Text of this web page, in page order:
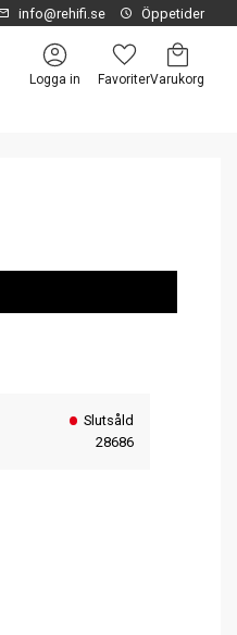
info@rehifi.se Öppetider
Logga in
Favoriter
Kundvagn
Slutsåld
28686